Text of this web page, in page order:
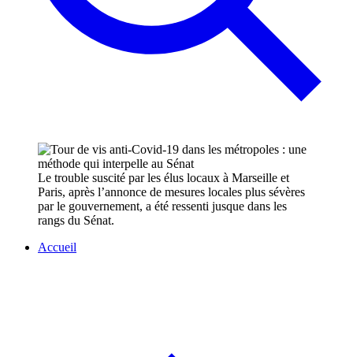
Le trouble suscité par les élus locaux à Marseille et
Paris, après l’annonce de mesures locales plus sévères
par le gouvernement, a été ressenti jusque dans les
rangs du Sénat.
Accueil